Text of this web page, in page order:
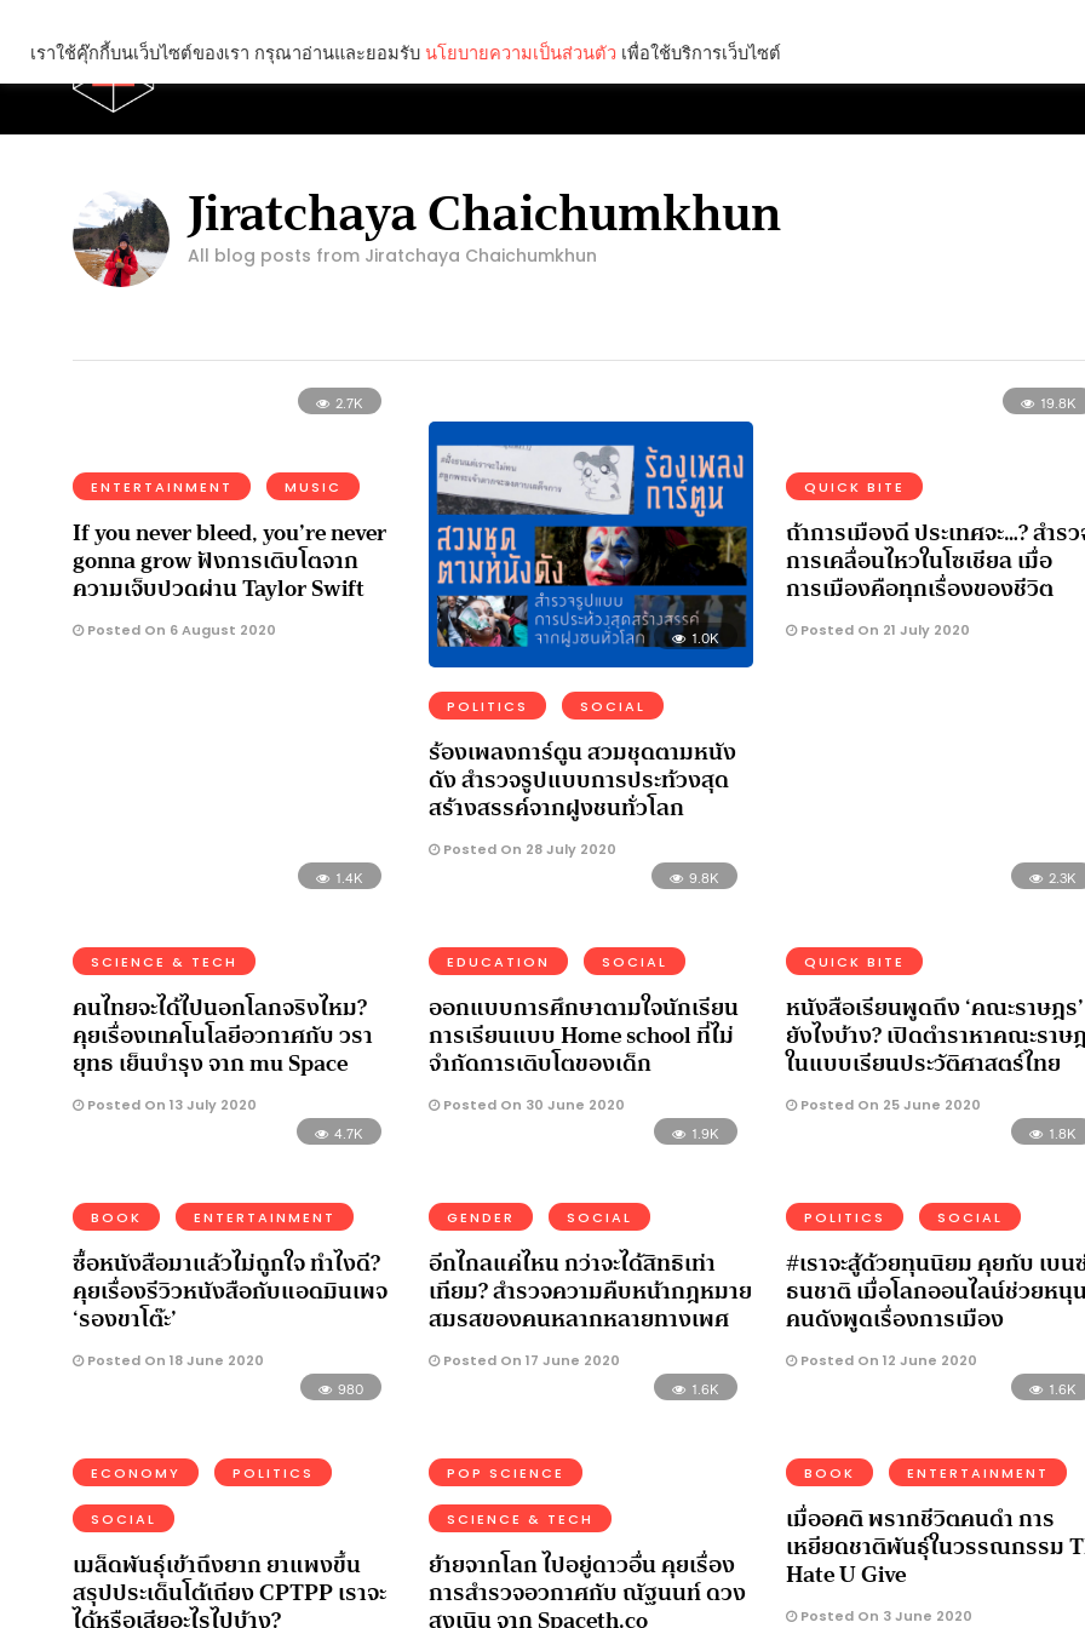
Jiratchaya Chaichumkhun
All blog posts from Jiratchaya Chaichumkhun
2.7K
ENTERTAINMENT MUSIC
If you never bleed, you’re never
gonna grow ฟังการเติบโตจาก
ความเจ็บปวดผ่าน Taylor Swift
Posted On 6 August 2020 1.0K
POLITICS SOCIAL
ร้องเพลงการ์ตูน สวมชุดตามหนัง
ดัง สำรวจรูปแบบการประท้วงสุด
สร้างสรรค์จากฝูงชนทั่วโลก
Posted On 28 July 2020
19.8K
QUICK BITE
ถ้าการเมืองดี ประเทศจะ…? สำร
การเคลื่อนไหวในโซเชียล เมื่อ
การเมืองคือทุกเรื่องของชีวิต
Posted On 21 July 2020
1.4K
SCIENCE & TECH
คนไทยจะได้ไปนอกโลกจริงไหม?
คุยเรื่องเทคโนโลยีอวกาศกับ วรา
ยุทธ เย็นบำรุง จาก mu Space
Posted On 13 July 2020
9.8K
EDUCATION SOCIAL
ออกแบบการศึกษาตามใจนักเรียน
การเรียนแบบ Home school ที่ไม่
จำกัดการเติบโตของเด็ก
Posted On 30 June 2020
2.3K
QUICK BITE
หนังสือเรียนพูดถึง ‘คณะราษฎร’
ยังไงบ้าง? เปิดตำราหาคณะราษ
ในแบบเรียนประวัติศาสตร์ไทย
Posted On 25 June 2020
4.7K
BOOK ENTERTAINMENT
ซื้อหนังสือมาแล้วไม่ถูกใจ ทำไงดี?
คุยเรื่องรีวิวหนังสือกับแอดมินเพจ
‘รองขาโต๊ะ’
Posted On 18 June 2020
1.9K
GENDER SOCIAL
อีกไกลแค่ไหน กว่าจะได้สิทธิเท่า
เทียม? สำรวจความคืบหน้ากฎหมาย
สมรสของคนหลากหลายทางเพศ
Posted On 17 June 2020
1.8K
POLITICS SOCIAL
#เราจะสู้ด้วยทุนนิยม คุยกับ เบน
ธนชาติ เมื่อโลกออนไลน์ช่วยหนุ
คนดังพูดเรื่องการเมือง
Posted On 12 June 2020
980
ECONOMY POLITICS
SOCIAL
เมล็ดพันธุ์เข้าถึงยาก ยาแพงขึ้น
สรุปประเด็นโต้เถียง CPTPP เราจะ
ได้หรือเสียอะไรไปบ้าง?
1.6K
POP SCIENCE
SCIENCE & TECH
ย้ายจากโลก ไปอยู่ดาวอื่น คุยเรื่อง
การสำรวจอวกาศกับ ณัฐนนท์ ดวง
สูงเนิน จาก Spaceth.co
1.6K
BOOK ENTERTAINMENT
เมื่ออคติ พรากชีวิตคนดำ การ
เหยียดชาติพันธุ์ในวรรณกรรม
Hate U Give
Posted On 3 June 2020
เราใช้คุ๊กกี้บนเว็บไซต์ของเรา กรุณาอ่านและยอมรับ นโยบายความเป็นส่วนตัว เพื่อใช้บริการเว็บไซต์